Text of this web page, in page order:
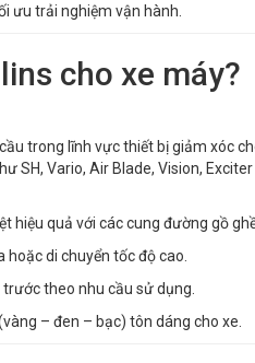
ưu trải nghiệm vận hành.
cho xe máy?
trong lĩnh vực thiết bị giảm xóc
SH, Vario, Air Blade, Vision,
hiệu quả với các cung đường gồ
hoặc di chuyển tốc độ cao.
theo nhu cầu sử dụng.
– đen – bạc) tôn dáng cho xe.